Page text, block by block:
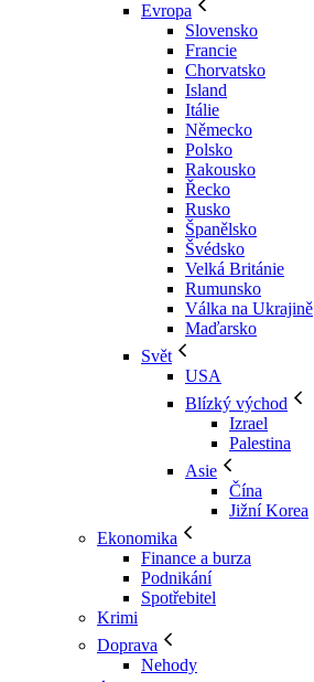
Evropa
Slovensko
Francie
Chorvatsko
Island
Itálie
Německo
Polsko
Rakousko
Řecko
Rusko
Španělsko
Švédsko
Velká Británie
Rumunsko
Válka na Ukrajině
Maďarsko
Svět
USA
Blízký východ
Izrael
Palestina
Asie
Čína
Jižní Korea
Ekonomika
Finance a burza
Podnikání
Spotřebitel
Krimi
Doprava
Nehody